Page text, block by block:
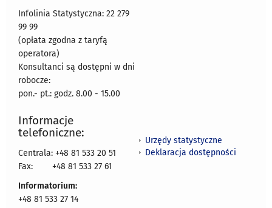
Infolinia Statystyczna: 22 279
99 99
(opłata zgodna z taryfą
operatora)
Konsultanci są dostępni w dni
robocze:
pon.- pt.: godz. 8.00 - 15.00
Informacje
telefoniczne:
Centrala: +48 81 533 20 51
Fax:
+48 81 533 27 61
Informatorium:
+48 81 533 27 14
Urzędy statystyczne
Deklaracja dostępności